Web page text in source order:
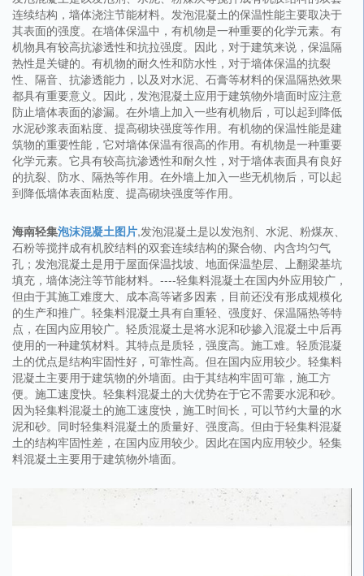
连续结构，墙体浇注节能材料。发泡混凝土的保温性能主要取决于
其表面的强度。在墙体保温中，有机物是一种重要的化学元素。有
机物具有较高抗渗透性和抗拉强度。因此，对于建筑来说，保温隔
热性是关键的。有机物的耐久性和防水性，对于墙体保温的抗裂
性、隔音、抗渗透能力，以及对水泥、石膏等材料的保温隔热效果
都具有重要意义。因此，发泡混凝土应用于建筑物外墙面时应注意
防止墙体表面的渗漏。在外墙上加入一些有机物后，可以起到降低
水泥砂浆表面粘度、提高砌块强度等作用。有机物的保温性能是建
筑物的重要性能，它对墙体保温有很高的作用。有机物是一种重要
化学元素。它具有较高抗渗透性和耐久性，对于墙体表面具有良好
的抗裂、防水、隔热等作用。在外墙上加入一些无机物后，可以起
到降低墙体表面粘度、提高砌块强度等作用。
海南轻集泡沫混凝土图片,发泡混凝土是以发泡剂、水泥、粉煤灰、
石粉等搅拌成有机胶结料的双套连续结构的聚合物、内含均匀气
孔；发泡混凝土是用于屋面保温找坡、地面保温垫层、上翻梁基坑
填充，墙体浇注等节能材料。----轻集料混凝土在国内外应用较广，
但由于其施工难度大、成本高等诸多因素，目前还没有形成规模化
的生产和推广。轻集料混凝土具有自重轻、强度好、保温隔热等特
点，在国内应用较广。轻质混凝土是将水泥和砂掺入混凝土中后再
使用的一种建筑材料。其特点是质轻，强度高。施工难。轻质混凝
土的优点是结构牢固性好，可靠性高。但在国内应用较少。轻集料
混凝土主要用于建筑物的外墙面。由于其结构牢固可靠，施工方
便。施工速度快。轻集料混凝土的大优势在于它不需要水泥和砂。
因为轻集料混凝土的施工速度快，施工时间长，可以节约大量的水
泥和砂。同时轻集料混凝土的质量好、强度高。但由于轻集料混凝
土的结构牢固性差，在国内应用较少。因此在国内应用较少。轻集
料混凝土主要用于建筑物外墙面。